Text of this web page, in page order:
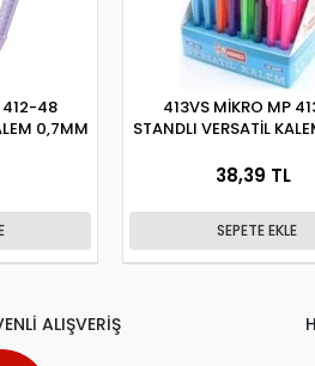
412-48
0,7MM
413VS MİKRO MP
STANDLI VERSATİL
38,39 TL
SEPETE EKLE
ALIŞVERİŞ